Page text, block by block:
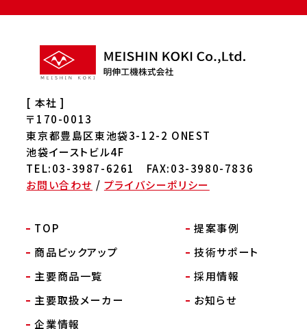
[ 本社 ]
〒170-0013
東京都豊島区東池袋3-12-2 ONEST
池袋イーストビル4F
TEL:03-3987-6261 FAX:03-3980-7836
お問い合わせ / プライバシーポリシー
TOP
提案事例
商品ピックアップ
技術サポート
主要商品一覧
採用情報
主要取扱メーカー
お知らせ
企業情報